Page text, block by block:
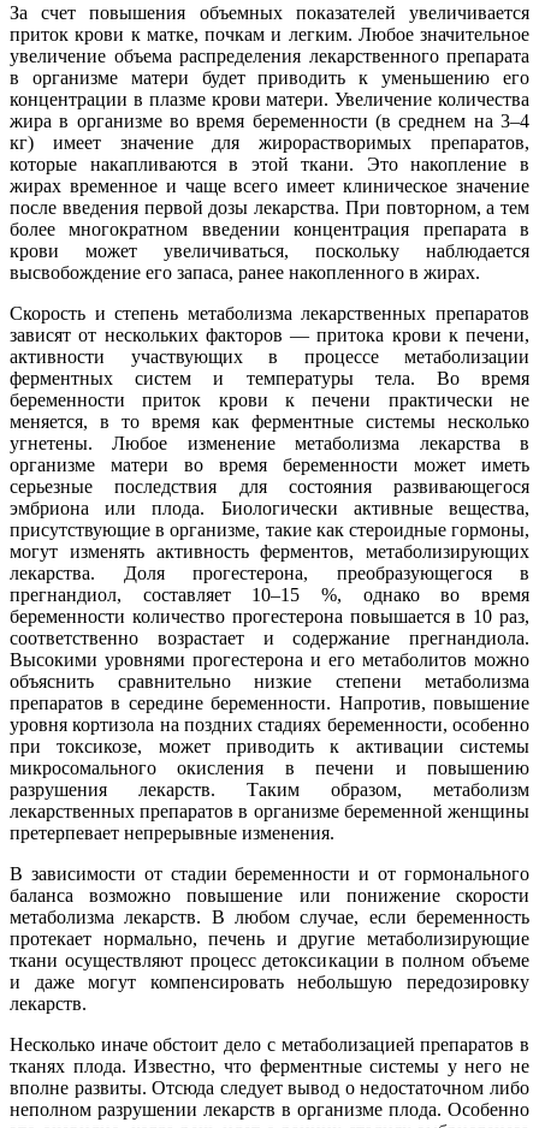
За счет повышения объемных показателей увеличивается
приток крови к матке, почкам и легким. Любое значительное
увеличение объема распределения лекарственного препарата
в организме матери будет приводить к уменьшению его
концентрации в плазме крови матери. Увеличение количества
жира в организме во время беременности (в среднем на 3–4
кг) имеет значение для жирорастворимых препаратов,
которые накапливаются в этой ткани. Это накопление в
жирах временное и чаще всего имеет клиническое значение
после введения первой дозы лекарства. При повторном, а тем
более многократном введении концентрация препарата в
крови может увеличиваться, поскольку наблюдается
высвобождение его запаса, ранее накопленного в жирах.
Скорость и степень метаболизма лекарственных препаратов
зависят от нескольких факторов — притока крови к печени,
активности участвующих в процессе метаболизации
ферментных систем и температуры тела. Во время
беременности приток крови к печени практически не
меняется, в то время как ферментные системы несколько
угнетены. Любое изменение метаболизма лекарства в
организме матери во время беременности может иметь
серьезные последствия для состояния развивающегося
эмбриона или плода. Биологически активные вещества,
присутствующие в организме, такие как стероидные гормоны,
могут изменять активность ферментов, метаболизирующих
лекарства. Доля прогестерона, преобразующегося в
прегнандиол, составляет 10–15 %, однако во время
беременности количество прогестерона повышается в 10 раз,
соответственно возрастает и содержание прегнандиола.
Высокими уровнями прогестерона и его метаболитов можно
объяснить сравнительно низкие степени метаболизма
препаратов в середине беременности. Напротив, повышение
уровня кортизола на поздних стадиях беременности, особенно
при токсикозе, может приводить к активации системы
микросомального окисления в печени и повышению
разрушения лекарств. Таким образом, метаболизм
лекарственных препаратов в организме беременной женщины
претерпевает непрерывные изменения.
В зависимости от стадии беременности и от гормонального
баланса возможно повышение или понижение скорости
метаболизма лекарств. В любом случае, если беременность
протекает нормально, печень и другие метаболизирующие
ткани осуществляют процесс детоксикации в полном объеме
и даже могут компенсировать небольшую передозировку
лекарств.
Несколько иначе обстоит дело с метаболизацией препаратов в
тканях плода. Известно, что ферментные системы у него не
вполне развиты. Отсюда следует вывод о недостаточном либо
неполном разрушении лекарств в организме плода. Особенно